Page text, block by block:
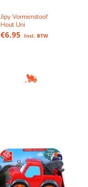
Jipy Vormenstoof
Hout Uni
€6.95 Incl. BTW